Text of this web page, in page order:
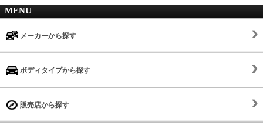
MENU
メーカーから探す
ボディタイプから探す
販売店から探す